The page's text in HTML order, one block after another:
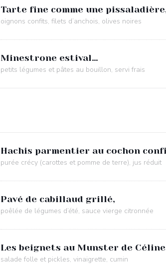
Tarte fine comme une
oignons confits, filets d’anchois, olives noires
Minestrone estival…
petits légumes et pâtes au bouillon, servi frais
Hachis parmentier au cochon
purée crécy (carottes et pomme de terre), jus réduit
Pavé de cabillaud grillé,
poêlée de légumes d’été, sauce vierge citronnée
Les beignets au Munster de
salade folle et pickles, vinaigrette, cumin